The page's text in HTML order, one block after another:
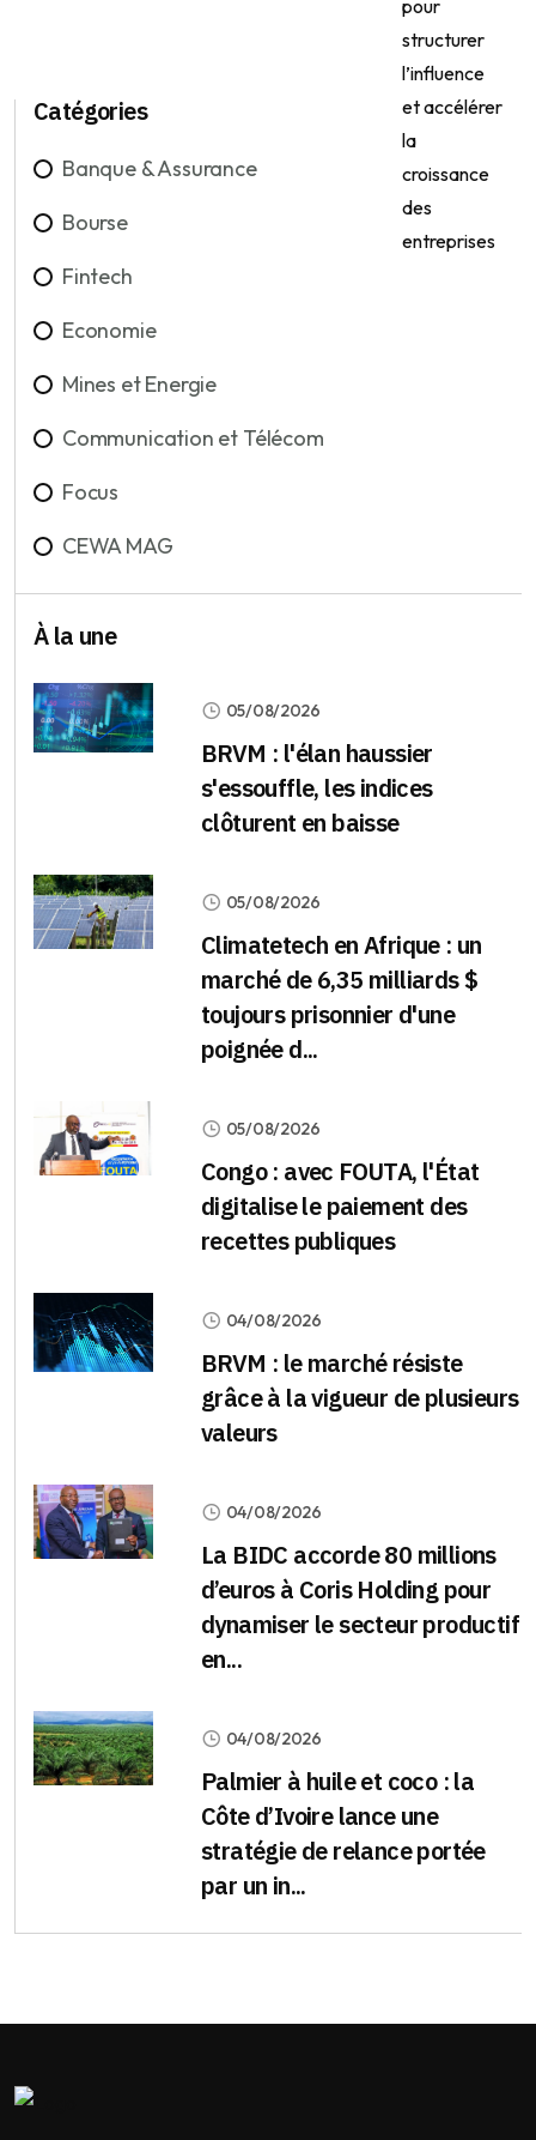
Catégories
Banque & Assurance
Bourse
Fintech
Economie
Mines et Energie
Communication et Télécom
Focus
CEWA MAG
À la une
05/08/2026
BRVM : l'élan haussier
s'essouffle, les indices
clôturent en baisse
05/08/2026
Climatetech en Afrique : un
marché de 6,35 milliards $
toujours prisonnier d'une
poignée d...
05/08/2026
Congo : avec FOUTA, l'État
digitalise le paiement des
recettes publiques
04/08/2026
BRVM : le marché résiste
grâce à la vigueur de plusieurs
valeurs
04/08/2026
La BIDC accorde 80 millions
d’euros à Coris Holding pour
dynamiser le secteur productif
en...
04/08/2026
Palmier à huile et coco : la
Côte d’Ivoire lance une
stratégie de relance portée
par un in...